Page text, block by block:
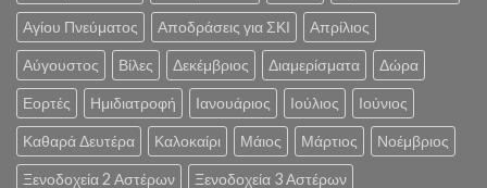
Αγίου Πνεύματος Αποδράσεις για ΣΚΙ Απρίλιος
Αύγουστος Βίλες Δεκέμβριος Διαμερίσματα Δώρα
Εορτές Ημιδιατροφή Ιανουάριος Ιούλιος Ιούνιος
Καθαρά Δευτέρα Καλοκαίρι Μάιος Μάρτιος Νοέμβριος
Ξενοδοχεία 2 Αστέρων Ξενοδοχεία 3 Αστέρων